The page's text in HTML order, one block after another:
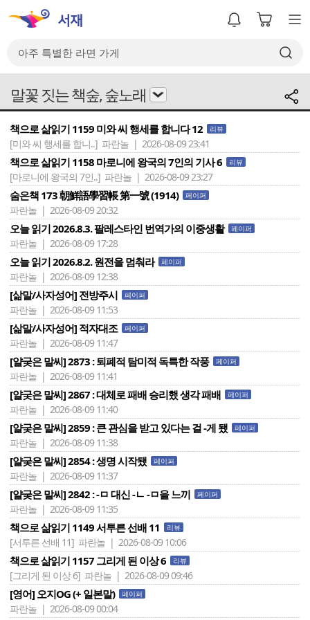
말꽃 짓는 책숲, 숲노래
책으로 삶읽기 1159 미와 씨 행세를 합니다 12 리뷰
[미와 씨 행세를 합니..] 파란놀 | 2026-08-09 23:41
책으로 삶읽기 1158 마로니에 왕국의 7인의 기사 6 리뷰
[마로니에 왕국의 7인..] 파란놀 | 2026-08-09 23:27
숨은책 173 朝鮮語學習帳 第一號 (1914) 페이퍼
파란놀 | 2026-08-09 20:32
오늘 읽기 2026.8.3. 팔레스타인 번역가의 이중생활 페이퍼
파란놀 | 2026-08-09 17:28
오늘 읽기 2026.8.2. 원전을 멈춰라 페이퍼
파란놀 | 2026-08-09 12:38
[삶말/사자성어] 전방주시 페이퍼
파란놀 | 2026-08-09 11:53
[삶말/사자성어] 적자대조 페이퍼
파란놀 | 2026-08-09 11:47
[얄궂은 말씨] 2873 : 퇴폐적 탐미적 독특한 작풍 페이퍼
파란놀 | 2026-08-09 11:41
[얄궂은 말씨] 2867 : 대체로 패배 승리했 생각 패배 페이퍼
파란놀 | 2026-08-09 11:40
[얄궂은 말씨] 2859 : 큰 관심을 받고 있다는 걸 -게 됐 페이퍼
파란놀 | 2026-08-09 11:38
[얄궂은 말씨] 2854 : 생명 시작됐 페이퍼
파란놀 | 2026-08-09 11:37
[얄궂은 말씨] 2842 : -ㅁ 대신 -ㄴ -ㅁ을 느끼 페이퍼
파란놀 | 2026-08-09 11:35
책으로 삶읽기 1149 서투른 선배 11 리뷰
[서투른 선배 11] 파란놀 | 2026-08-09 10:06
책으로 삶읽기 1157 그리게 된 이상 6 리뷰
[그리게 된 이상 6] 파란놀 | 2026-08-09 09:46
[영어] 오지OG (+ 일본말) 페이퍼
파란놀 | 2026-08-09 00:04